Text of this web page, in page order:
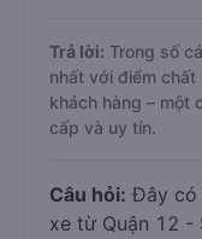
Trả lời: Trong số
nhất với điểm chất
khách hàng – một
cấp và uy tín.
Câu hỏi: Đây có
xe từ Quận 12 -